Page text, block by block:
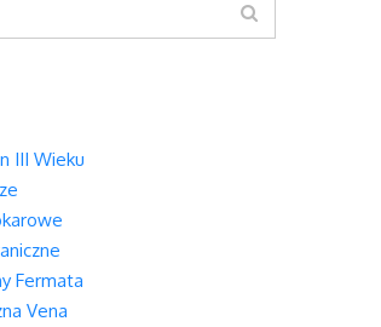
Search
III Wieku
Fermata
Vena